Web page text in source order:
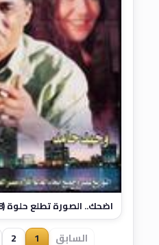
اضحك.. الصورة تطلع حلوة (1998)
السابق 1
2